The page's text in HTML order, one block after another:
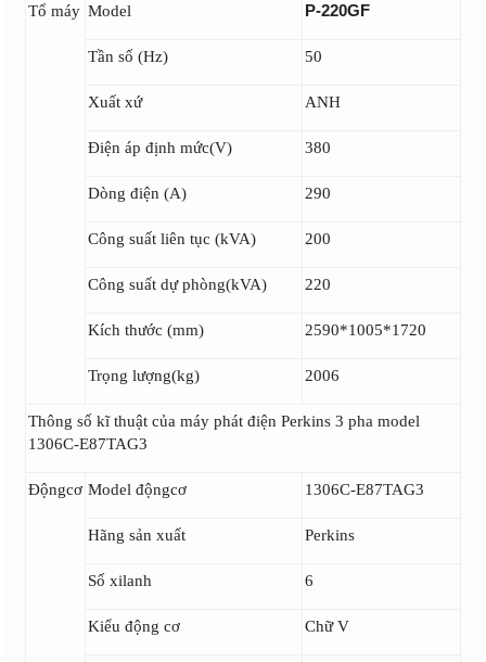
Tổ máy Model P-220GF
Tần số (Hz) 50
Xuất xứ ANH
Điện áp định mức(V) 380
Dòng điện (A) 290
Công suất liên tục (kVA) 200
Công suất dự phòng(kVA) 220
Kích thước (mm) 2590*1005*1720
Trọng lượng(kg) 2006
Thông số kĩ thuật của máy phát điện Perkins 3 pha model
1306C-E87TAG3
Độngcơ Model độngcơ 1306C-E87TAG3
Hãng sản xuất Perkins
Số xilanh 6
Kiểu động cơ Chữ V